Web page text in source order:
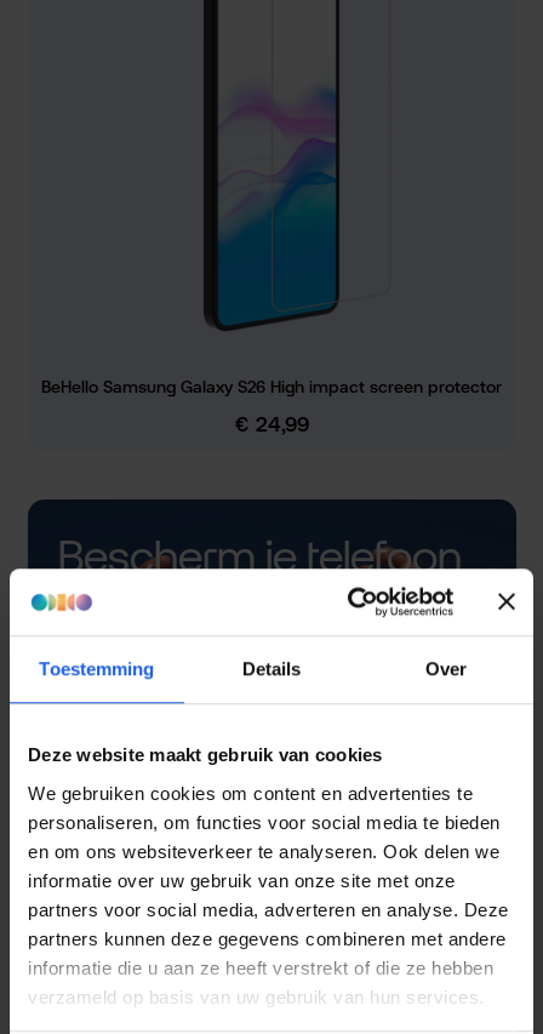
Toestemming Details Over
Deze website maakt gebruik van cookies
We gebruiken cookies om content en advertenties te
personaliseren, om functies voor social media te bieden
en om ons websiteverkeer te analyseren. Ook delen we
informatie over uw gebruik van onze site met onze
partners voor social media, adverteren en analyse. Deze
partners kunnen deze gegevens combineren met andere
informatie die u aan ze heeft verstrekt of die ze hebben
verzameld op basis van uw gebruik van hun services.
BeHello Samsung Galaxy S26 High impact screen protector
Normale prijs:
€ 24,99
Bescherm je telefoon
met een hoesje